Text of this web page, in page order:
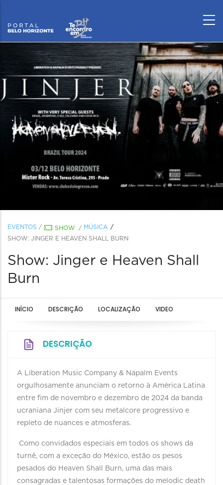
EVENTOS / SHOW / MÚSICA
SHOW: JINGER E HEAVEN SHALL BURN
Show: Jinger e Heaven Shall
Burn
INÍCIO DESCRIÇÃO LOCALIZAÇÃO VIDEO
DESCRIÇÃO
A Liberation Music Company & Napalm Events
orgulhosamente anunciam o retorno à América Latina
entre fim de novembro e dezembro de 2024 da banda
ucraniana Jinjer com seu metalcore progressivo e
repleto de nuances e atmosferas.
Como convidados especiais em todos os shows da
turnê, com a exceção do México, estão os pesos
pesados do Heaven Shall Burn, uma das mais
consagradas e talentosas formações do melodic death